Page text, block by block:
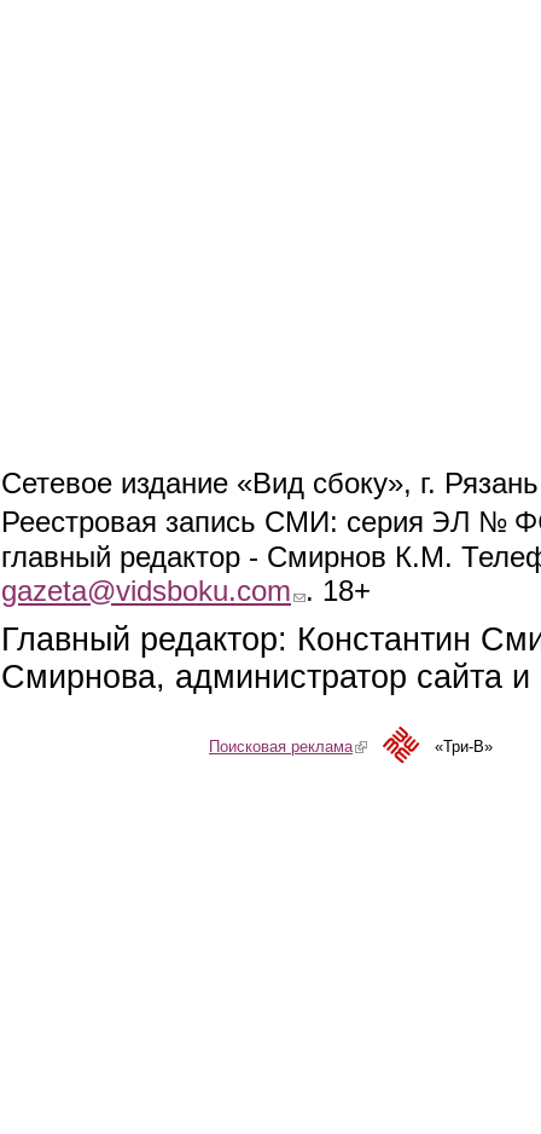
Сетевое издание «Вид сбоку», г.
Реестровая запись СМИ: серия ЭЛ №
главный редактор - Смирнов К.М.
gazeta@vidsboku.com (link sends e-mail)
. 18+
Главный редактор: Константин
Смирнова, администратор сайта
Поисковая реклама(link is external)«Три-В»